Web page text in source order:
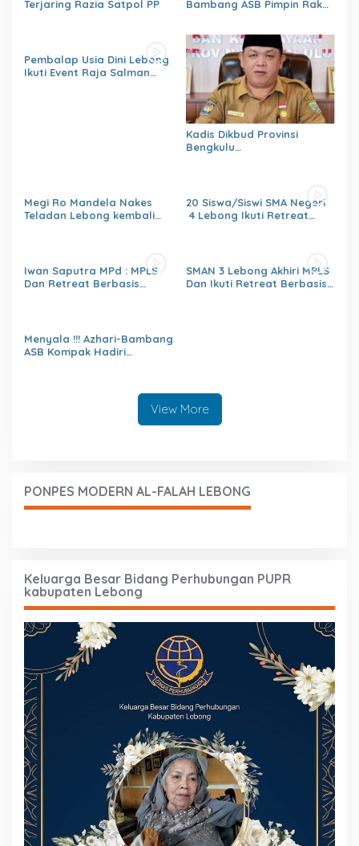
Terjaring Razia Satpol PP
Bambang ASB Pimpin Rakor
Pembalap Usia Dini Lebong
Ikuti Event Raja Salman
Kadis Dikbud Provinsi
Bengkulu
Laporan Secara Berjenjang
Megi Ro Mandela Nakes
Teladan Lebong kembali
20 Siswa/Siswi SMA Negeri
4 Lebong Ikuti Retreat
Iwan Saputra MPd : MPLS
Dan Retreat Berbasis
Menghargai,Kedisiplinan,Nil
ai Persatuan
SMAN 3 Lebong Akhiri MPLS
Dan Ikuti Retreat Berbasis
Menyala !!! Azhari-Bambang
ASB Kompak Hadiri
View More
PONPES MODERN AL-FALAH LEBONG
Keluarga Besar Bidang Perhubungan PUPR
kabupaten Lebong